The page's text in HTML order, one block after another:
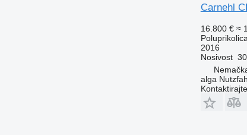
Carnehl
16.800 € ≈
2016
Nosivost
alga